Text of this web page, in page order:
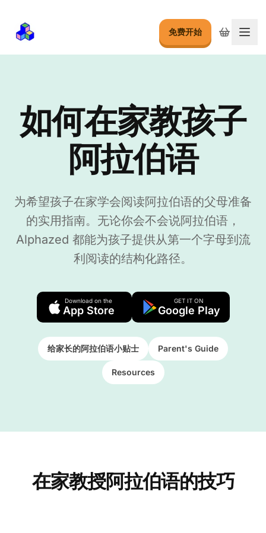
免费开始
切换
如何在家教孩子
阿拉伯语
为希望孩子在家学会阅读阿拉伯语的父母准备
的实用指南。无论你会不会说阿拉伯语，
Alphazed 都能为孩子提供从第一个字母到流
利阅读的结构化路径。
Download on the
App Store
GET IT ON
Google Play
给家长的阿拉伯语小贴士 Parent's Guide
Resources
在家教授阿拉伯语的技巧